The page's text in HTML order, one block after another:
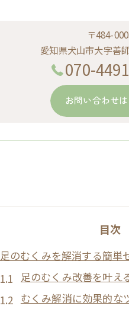
〒484-
愛知県犬山市大字善
070-
お問い合わせ
目次
足のむくみを解消する簡単
足のむくみ改善を叶え
むくみ解消に効果的な